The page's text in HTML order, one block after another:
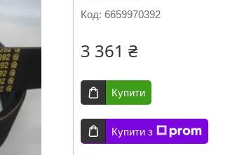
Код: 6659970392
3 361 ₴
Купити
Купити з